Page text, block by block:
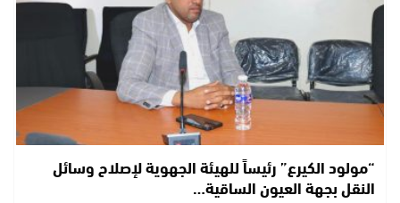
“مولود الكيرع” رئيساً للهيئة الجهوية لإصلاح وسائل
النقل بجهة العيون الساقية…